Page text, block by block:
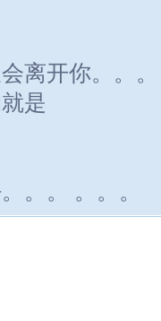
离开你。。。
是
。。 。。。